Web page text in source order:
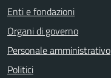
Enti e fondazioni
Organi di governo
Personale amministrativo
Politici